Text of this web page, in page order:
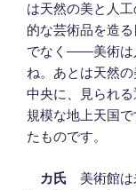
は天然の美と人
的な芸術品を造
でなく――美術は
ね。あとは天然
中央に、見られ
規模な地上天国
たものです。
カ氏 美術館は